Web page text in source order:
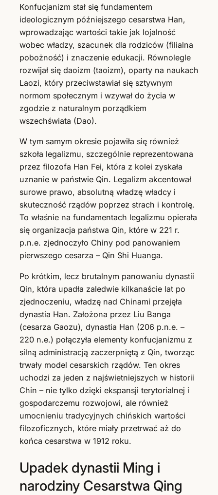
Konfucjanizm stał się fundamentem
ideologicznym późniejszego cesarstwa Han,
wprowadzając wartości takie jak lojalność
wobec władzy, szacunek dla rodziców (filialna
pobożność) i znaczenie edukacji. Równolegle
rozwijał się daoizm (taoizm), oparty na naukach
Laozi, który przeciwstawiał się sztywnym
normom społecznym i wzywał do życia w
zgodzie z naturalnym porządkiem
wszechświata (Dao).
W tym samym okresie pojawiła się również
szkoła legalizmu, szczególnie reprezentowana
przez filozofa Han Fei, która z kolei zyskała
uznanie w państwie Qin. Legalizm akcentował
surowe prawo, absolutną władzę władcy i
skuteczność rządów poprzez strach i kontrolę.
To właśnie na fundamentach legalizmu opierała
się organizacja państwa Qin, które w 221 r.
p.n.e. zjednoczyło Chiny pod panowaniem
pierwszego cesarza – Qin Shi Huanga.
Po krótkim, lecz brutalnym panowaniu dynastii
Qin, która upadła zaledwie kilkanaście lat po
zjednoczeniu, władzę nad Chinami przejęła
dynastia Han. Założona przez Liu Banga
(cesarza Gaozu), dynastia Han (206 p.n.e. –
220 n.e.) połączyła elementy konfucjanizmu z
silną administracją zaczerpniętą z Qin, tworząc
trwały model cesarskich rządów. Ten okres
uchodzi za jeden z najświetniejszych w historii
Chin – nie tylko dzięki ekspansji terytorialnej i
gospodarczemu rozwojowi, ale również
umocnieniu tradycyjnych chińskich wartości
filozoficznych, które miały przetrwać aż do
końca cesarstwa w 1912 roku.
Upadek dynastii Ming i
narodziny Cesarstwa Qing